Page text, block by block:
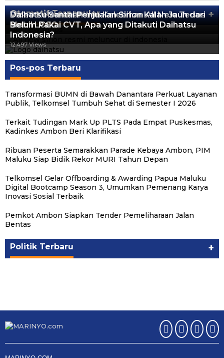
Otomotif Terpopuler +
Video Kelemahan dan Kelebihan All New Terios
13.422 Views
Daihatsu Santai Penjualan Sirion Kalah Jauh dari
Mobil LCGC
12.559 Views
Belum Pakai CVT, Apa yang Ditakuti Daihatsu
Indonesia?
12.497 Views
Pos-pos Terbaru
Transformasi BUMN di Bawah Danantara Perkuat Layanan
Publik, Telkomsel Tumbuh Sehat di Semester I 2026
Terkait Tudingan Mark Up PLTS Pada Empat Puskesmas,
Kadinkes Ambon Beri Klarifikasi
Ribuan Peserta Semarakkan Parade Kebaya Ambon, PIM
Maluku Siap Bidik Rekor MURI Tahun Depan
Telkomsel Gelar Offboarding & Awarding Papua Maluku
Digital Bootcamp Season 3, Umumkan Pemenang Karya
Inovasi Sosial Terbaik
Pemkot Ambon Siapkan Tender Pemeliharaan Jalan
Bentas
Politik Terbaru +